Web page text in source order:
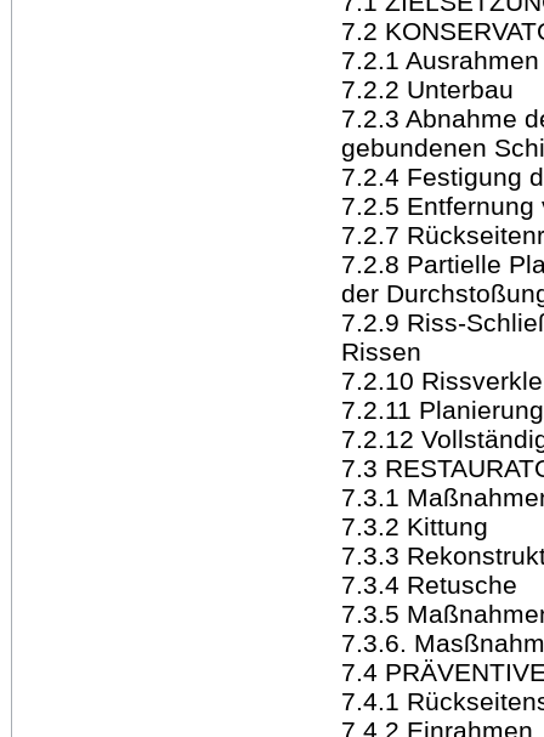
7.2
7.2.1 Ausrahmen
7.2.2 Unterbau
7.2.3 Abnahme
gebundenen
7.2.4 Festigung
7.2.5
7.2.7
7.2.8 Partielle
der
7.2.9 Riss-
Rissen
7.2.10
7.2.11
7.2.12
7.3
7.3.1
7.3.2 Kittung
7.3.3
7.3.4 Retusche
7.3.5
7.3.6.
7.4
7.4.1
7.4.2 Einrahmen